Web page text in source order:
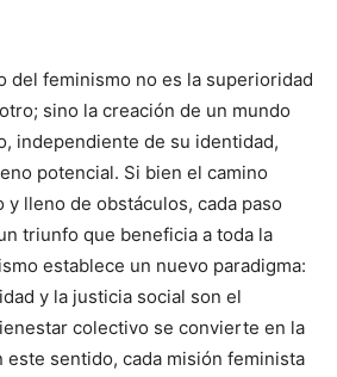
del feminismo no es la superioridad
sino la creación de un mundo
independiente de su identidad,
potencial. Si bien el camino
y lleno de obstáculos, cada paso
triunfo que beneficia a toda la
establece un nuevo paradigma:
y la justicia social son el
colectivo se convierte en la
este sentido, cada misión feminista